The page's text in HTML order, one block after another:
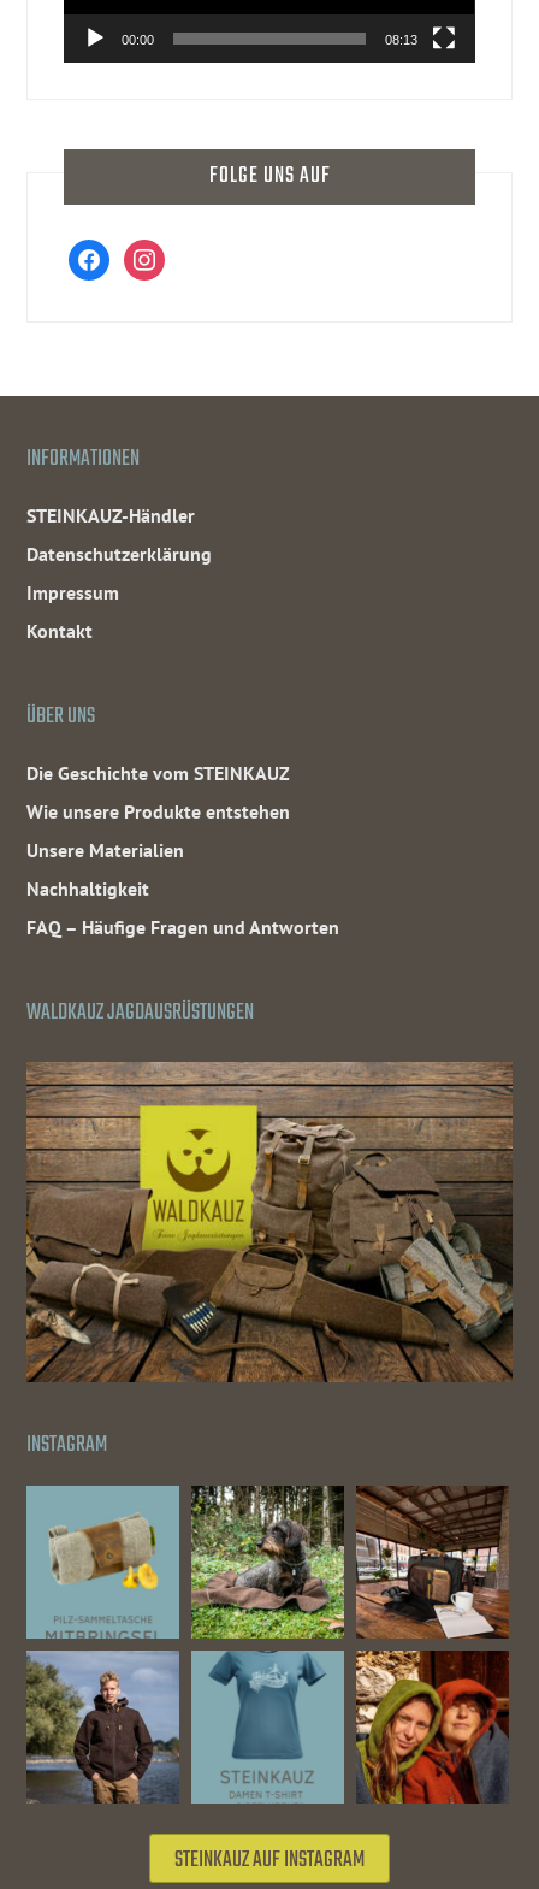
00:00 08:13
FOLGE UNS AUF
facebookinstagram
INFORMATIONEN
STEINKAUZ-Händler
Datenschutzerklärung
Impressum
Kontakt
ÜBER UNS
Die Geschichte vom STEINKAUZ
Wie unsere Produkte entstehen
Unsere Materialien
Nachhaltigkeit
FAQ – Häufige Fragen und Antworten
WALDKAUZ JAGDAUSRÜSTUNGEN
INSTAGRAM
STEINKAUZ AUF INSTAGRAM